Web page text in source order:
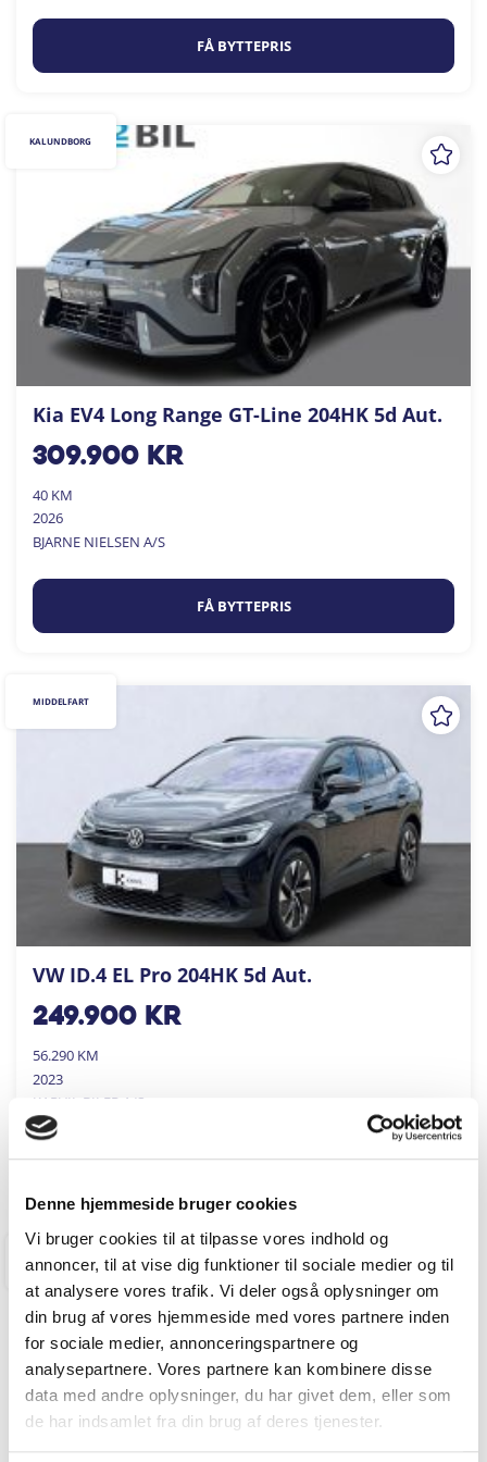
Denne hjemmeside bruger cookies
Vi bruger cookies til at tilpasse vores indhold og
annoncer, til at vise dig funktioner til sociale medier og til
at analysere vores trafik. Vi deler også oplysninger om
din brug af vores hjemmeside med vores partnere inden
for sociale medier, annonceringspartnere og
analysepartnere. Vores partnere kan kombinere disse
data med andre oplysninger, du har givet dem, eller som
de har indsamlet fra din brug af deres tjenester.
FÅ BYTTEPRIS
Kia EV4 Long Range GT-Line 204HK 5d Aut.
309.900kr
40 KM
2026
BJARNE NIELSEN A/S
FÅ BYTTEPRIS
KALUNDBORG
VW ID.4 EL Pro 204HK 5d Aut.
249.900kr
56.290 KM
2023
KARVIL BILER A/S
MIDDELFART
RINGKØBING